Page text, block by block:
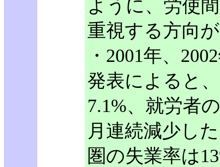
ように、労使
重視する方向
・2001年、
発表によると
7.1%、就労者
月連続減少し
圏の失業率は